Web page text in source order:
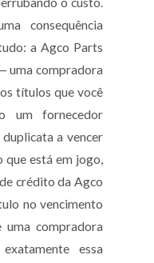
consequência
a Agco Parts
uma compradora
títulos que você
um fornecedor
a vencer
que está em jogo,
crédito da Agco
no vencimento
compradora
essa